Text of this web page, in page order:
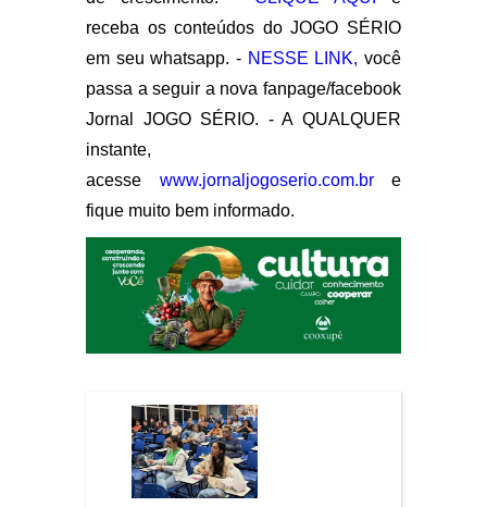
receba os conteúdos do JOGO SÉRIO
em seu whatsapp. - NESSE LINK, você
passa a seguir a nova fanpage/facebook
Jornal JOGO SÉRIO. - A QUALQUER
instante,
acesse www.jornaljogoserio.com.bre
fique muito bem informado.